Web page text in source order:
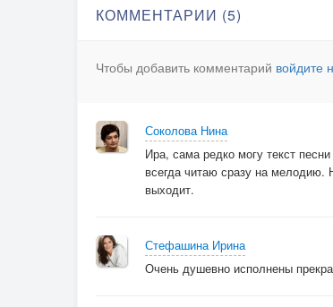
КОММЕНТАРИИ (5)
Чтобы добавить комментарий войдите
Соколова Нина
Ира, сама редко могу текст
всегда читаю сразу на мелодию.
выходит.
Стефашина Ирина
Очень душевно исполнены